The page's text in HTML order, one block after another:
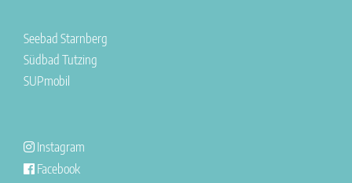
Seebad Starnberg
Südbad Tutzing
SUPmobil
Instagram
Facebook